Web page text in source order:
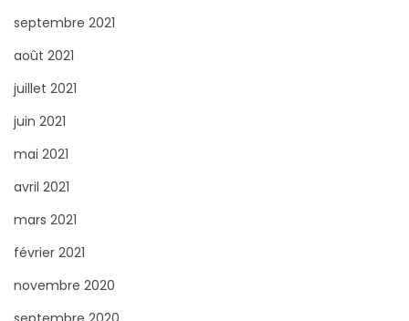
septembre 2021
août 2021
juillet 2021
juin 2021
mai 2021
avril 2021
mars 2021
février 2021
novembre 2020